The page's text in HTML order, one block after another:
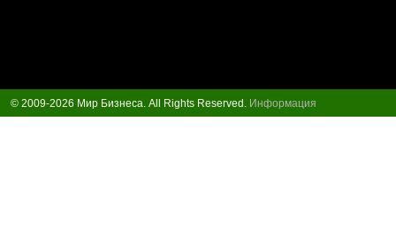
© 2009-2026 Мир Бизнеса. All Rights Reserved. Информация